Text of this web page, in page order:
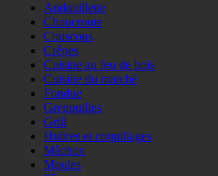
Andouillette
Choucroute
Couscous
Crêpes
Cuisine au feu de bois
Cuisine du marché
Fondue
Grenouilles
Grill
Huitres et coquillages
Mâchon
Moules